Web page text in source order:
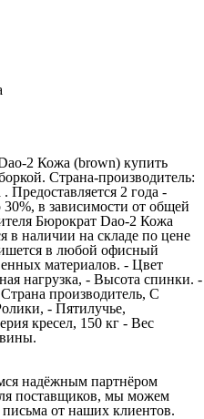
2 Кожа (brown) купить
Страна-производитель:
Предоставляется 2 года -
в зависимости от общей
Бюрократ Dao-2 Кожа
в наличии на складе по цене
в любой офисный
материалов. - Цвет
нагрузка, - Высота спинки. -
производитель, С
- Пятилучье,
кресел, 150 кг - Вес
надёжным партнёром
поставщиков, мы можем
письма от наших клиентов.